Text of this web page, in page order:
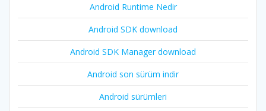
Android Runtime Nedir
Android SDK download
Android SDK Manager download
Android son sürüm indir
Android sürümleri